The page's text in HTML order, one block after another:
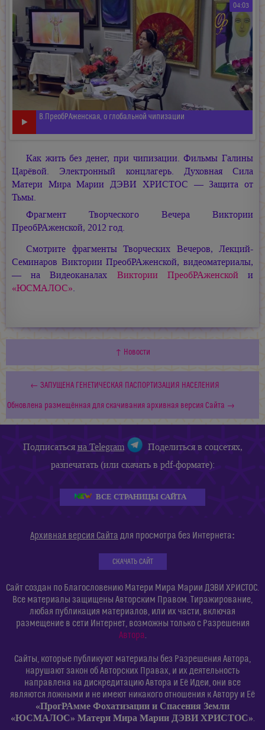
04:03
В.ПреобРАженская, о глобальной чипизации
Как жить без денег, при чипизации. Фильмы Галины
Царёвой. Электронный концлагерь. Духовная Сила
Матери МираМарии ДЭВИ ХРИСТОС —Защита от
Тьмы.
Фрагмент Творческого Вечера Виктории
ПреобРАженской, 2012 год.
Смотрите фрагменты Творческих Вечеров, Лекций-
Семинаров Виктории ПреобРАженской, видеоматериалы,
— на Видеоканалах Виктории ПреобРАженскойи
«ЮСМАЛОС».
↑ Новости
← ЗАПУЩЕНА ГЕНЕТИЧЕСКАЯ ПАСПОРТИЗАЦИЯ НАСЕЛЕНИЯ
Обновлена размещённая для скачивания архивная версия Сайта →
Подписатьсяна Telegram
Поделиться в соцсетях,
разпечатать (или скачать в pdf-формате):
ВСЕ СТРАНИЦЫ САЙТА
Архивная версия Сайта для просмотра без Интернета:
СКАЧАТЬ САЙТ
Сайт создан по Благословению Матери Мира Марии ДЭВИ ХРИСТОС.
Все материалы защищены Авторским Правом. Тиражирование,
любая публикация материалов, или их части, включая
размещение в сети Интернет, возможны только с Разрешения
Автора.
Сайты, которые публикуют материалы без Разрешения Автора,
нарушают закон об Авторских Правах, и их деятельность
направлена на дискредитацию Автора и Её Идеи, они все
являются ложными и не имеют никакого отношения к Автору и Её
«ПрогРАмме Фохатизации и Спасения Земли
«ЮСМАЛОС» Матери Мира Марии ДЭВИ ХРИСТОС».